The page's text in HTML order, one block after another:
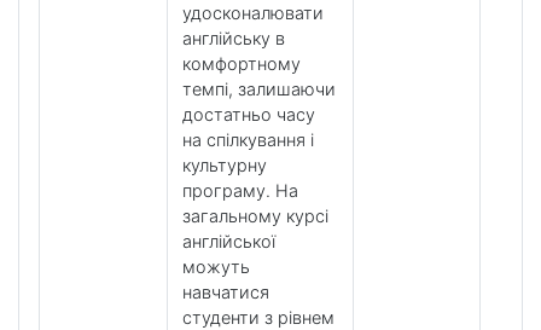
удосконалювати
англійську в
комфортному
темпі, залишаючи
достатньо часу
на спілкування і
культурну
програму. На
загальному курсі
англійської
можуть
навчатися
студенти з рівнем